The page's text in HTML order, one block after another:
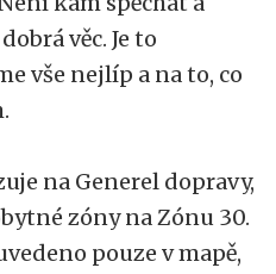
věc. Je to
vše nejlíp a na to, co
na Generel dopravy,
zóny na Zónu 30.
pouze v mapě,